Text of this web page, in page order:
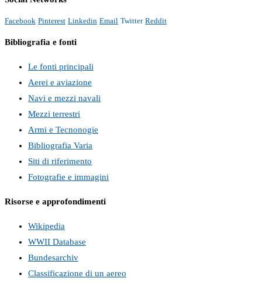
Facebook Pinterest Linkedin Email Twitter Reddit
Bibliografia e fonti
Le fonti principali
Aerei e aviazione
Navi e mezzi navali
Mezzi terrestri
Armi e Tecnonogie
Bibliografia Varia
Siti di riferimento
Fotografie e immagini
Risorse e approfondimenti
Wikipedia
WWII Database
Bundesarchiv
Classificazione di un aereo